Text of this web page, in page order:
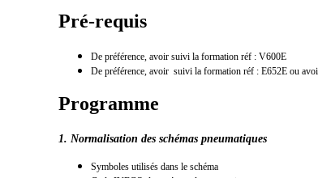
Pré-requis
De préférence, avoir suivi la formation réf : V600E
De préférence, avoir suivi la formation réf : E652E ou
Programme
1. Normalisation des schémas pneumatiques
Symboles utilisés dans le schéma